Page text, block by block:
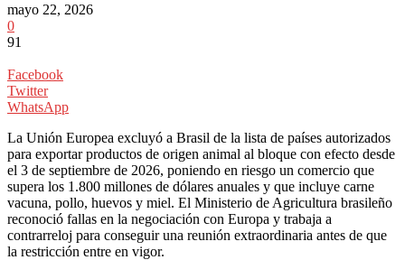
mayo 22, 2026
0
91
Facebook
Twitter
WhatsApp
La Unión Europea excluyó a Brasil de la lista de países autorizados
para exportar productos de origen animal al bloque con efecto desde
el 3 de septiembre de 2026, poniendo en riesgo un comercio que
supera los 1.800 millones de dólares anuales y que incluye carne
vacuna, pollo, huevos y miel. El Ministerio de Agricultura brasileño
reconoció fallas en la negociación con Europa y trabaja a
contrarreloj para conseguir una reunión extraordinaria antes de que
la restricción entre en vigor.